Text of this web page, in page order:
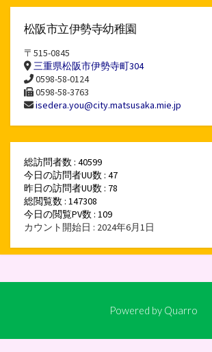
松阪市立伊勢寺幼稚園
〒515-0845
三重県松阪市伊勢寺町304
0598-58-0124
0598-58-3763
isedera.you@city.matsusaka.mie.jp
総訪問者数 : 40599
今日の訪問者UU数 : 47
昨日の訪問者UU数 : 78
総閲覧数 : 147308
今日の閲覧PV数 : 109
カウント開始日 : 2024年6月1日
Powered by Quarro